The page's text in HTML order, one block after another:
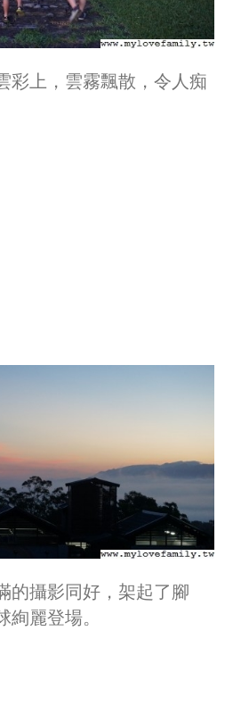
彩上，雲霧飄散，令人痴
的攝影同好，架起了腳
麗登場。